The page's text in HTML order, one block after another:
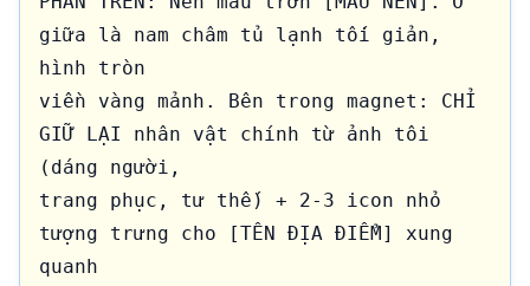
giữa là nam châm tủ lạnh tối giản,
hình tròn
viền vàng mảnh. Bên trong magnet: CHỈ
GIỮ LẠI nhân vật chính từ ảnh tôi
(dáng người,
trang phục, tư thế) + 2-3 icon nhỏ
tượng trưng cho [TÊN ĐỊA ĐIỂM] xung
quanh